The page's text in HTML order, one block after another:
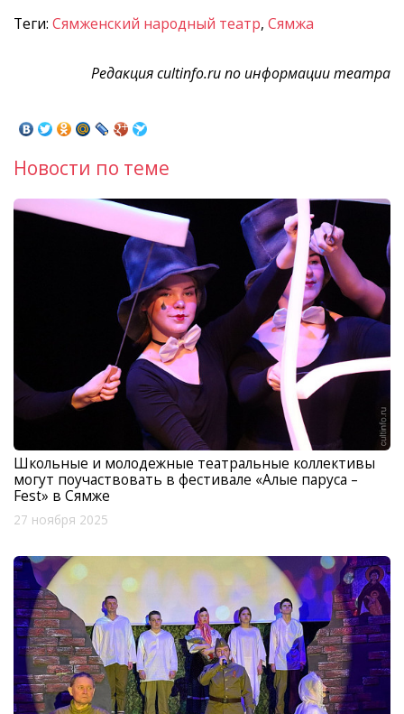
Теги: Сямженский народный театр, Сямжа
Редакция cultinfo.ru по информации театра
Новости по теме
Школьные и молодежные театральные коллективы
могут поучаствовать в фестивале «Алые паруса –
Fest» в Сямже
27 ноября 2025